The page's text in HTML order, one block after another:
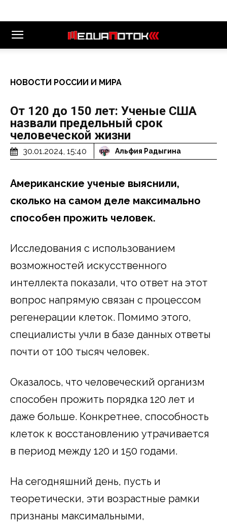
НОВОСТИ РОССИИ И МИРА
От 120 до 150 лет: Ученые США
назвали предельный срок
человеческой жизни
30.01.2024, 15:40 Альфия Радыгина
Американские ученые выяснили,
сколько на самом деле максимально
способен прожить человек.
Исследования с использованием
возможностей искусственного
интеллекта показали, что ответ на этот
вопрос напрямую связан с процессом
регенерации клеток. Помимо этого,
специалисты учли в базе данных ответы
почти от 100 тысяч человек.
Оказалось, что человеческий организм
способен прожить порядка 120 лет и
даже больше. Конкретнее, способность
клеток к восстановлению утрачивается
в период между 120 и 150 годами.
На сегодняшний день, пусть и
теоретически, эти возрастные рамки
признаны максимальными,